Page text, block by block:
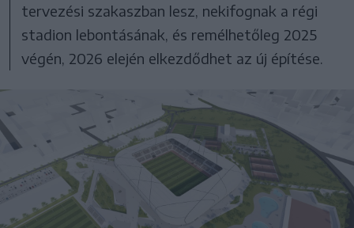
tervezési szakaszban lesz, nekifognak a régi
stadion lebontásának, és remélhetőleg 2025
végén, 2026 elején elkezdődhet az új építése.